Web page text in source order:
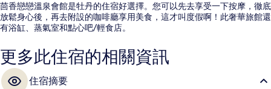
茴香戀戀溫泉會館是牡丹的住宿好選擇。您可以先去享受一下按摩，徹底
放鬆身心後，再去附設的咖啡廳享用美食，這才叫度假啊！此奢華旅館還
有浴缸、蒸氣室和點心吧/輕食店。
更多此住宿的相關資訊
住宿摘要